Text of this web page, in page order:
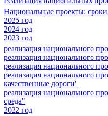
Национальные проекты:
2025 год
2024 год
2023 год
реализация национального
реализация национального
реализация национального
реализация национального
качественные дороги"
реализация национального
среда"
2022 год